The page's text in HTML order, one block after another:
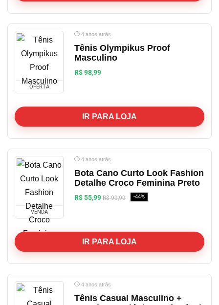
OFERTA
4 anos atrás
Tênis Olympikus Proof
Masculino
R$ 98,99
IR PARA LOJA
VENDA
4 anos atrás
Bota Cano Curto Look Fashion
Detalhe Croco Feminina Preto
R$ 55,99 R$ 99,99 -44%
IR PARA LOJA
4 anos atrás
Tênis Casual Masculino +